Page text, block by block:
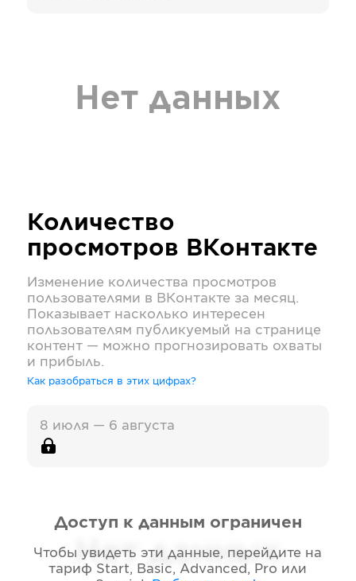
Нет данных
Количество
просмотров ВКонтакте
Изменение количества просмотров
пользователями в ВКонтакте за месяц.
Показывает насколько интересен
пользователям публикуемый на странице
контент — можно прогнозировать охваты
и прибыль.
Как разобраться в этих цифрах?
8 июля — 6 августа
Нет данных
Доступ к данным ограничен
Чтобы увидеть эти данные, перейдите на
тариф Start, Basic, Advanced, Pro или